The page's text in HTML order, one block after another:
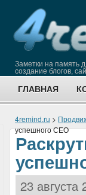
Заметки на память
создание блогов,
ГЛАВНАЯ
4remind.ru >
успешного СЕО
23 августа